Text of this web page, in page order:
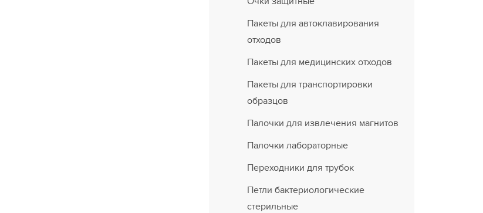
Пакеты для автоклавирования
отходов
Пакеты для медицинских отходов
Пакеты для транспортировки
образцов
Палочки для извлечения магнитов
Палочки лабораторные
Переходники для трубок
Петли бактериологические
стерильные